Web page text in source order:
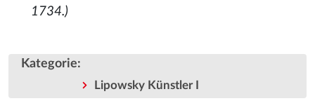
1734.)
Kategorie:
Lipowsky Künstler I